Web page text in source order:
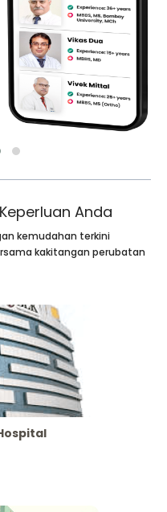
Anda
kemudahan terkini
kakitangan perubatan